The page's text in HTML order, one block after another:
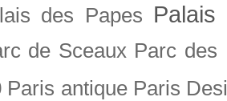
des Papes Palais
de Sceaux Parc des
Paris antique Paris